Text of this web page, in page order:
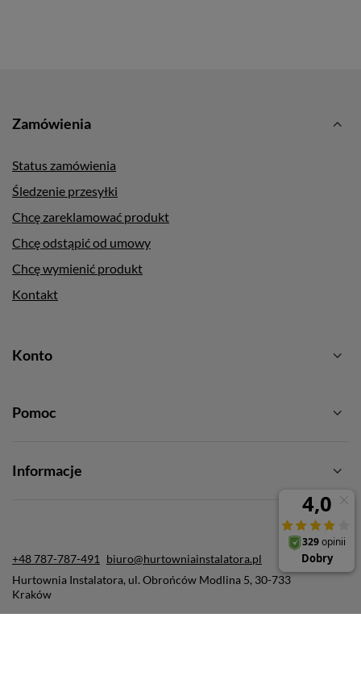
Zamówienia
Status zamówienia
Śledzenie przesyłki
Chcę zareklamować produkt
Chcę odstąpić od umowy
Chcę wymienić produkt
Kontakt
Konto
Pomoc
Informacje
+48 787-787-491
biuro@hurtowniainstalatora.pl
Hurtownia Instalatora, ul. Obrońców Modlina 5, 30-733
Kraków